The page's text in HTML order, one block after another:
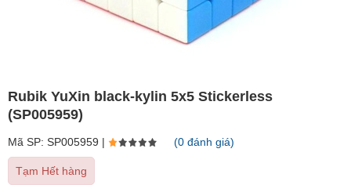
Rubik YuXin black-kylin 5x5 Stickerless
(SP005959)
Mã SP: SP005959 | (0 đánh giá)
Tạm Hết hàng